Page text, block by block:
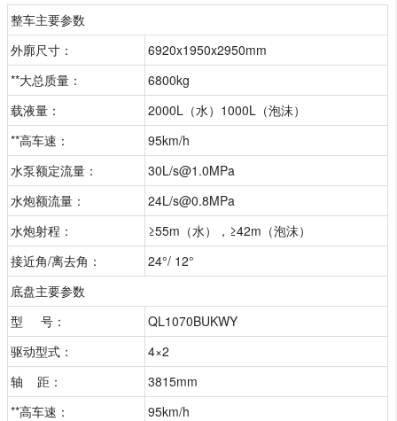
整车主要参数
外廓尺寸：
6920x1950x2950mm
**大总质量：
6800kg
载液量：
2000L（水）1000L（泡沫）
**高车速：
95km/h
水泵额定流量：
30L/s@1.0MPa
水炮额流量：
24L/s@0.8MPa
水炮射程：
≥55m（水），≥42m（泡沫）
接近角/离去角：
24°/ 12°
底盘主要参数
型 号：
QL1070BUKWY
驱动型式：
4×2
轴 距：
3815mm
**高车速：
95km/h